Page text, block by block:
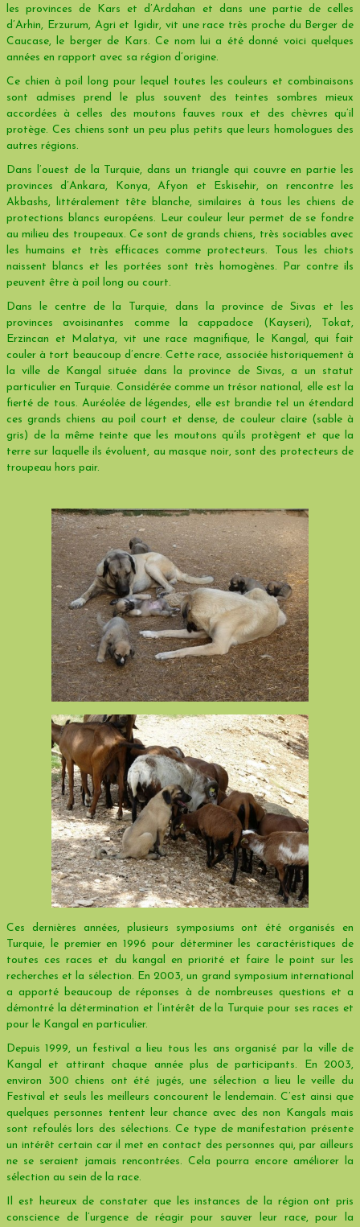
les provinces de Kars et d’Ardahan et dans une partie de celles
d’Arhin, Erzurum, Agri et Igidir, vit une race très proche du Berger de
Caucase, le berger de Kars. Ce nom lui a été donné voici quelques
années en rapport avec sa région d’origine.
Ce chien à poil long pour lequel toutes les couleurs et combinaisons
sont admises prend le plus souvent des teintes sombres mieux
accordées à celles des moutons fauves roux et des chèvres qu’il
protège. Ces chiens sont un peu plus petits que leurs homologues des
autres régions.
Dans l’ouest de la Turquie, dans un triangle qui couvre en partie les
provinces d’Ankara, Konya, Afyon et Eskisehir, on rencontre les
Akbashs, littéralement tête blanche, similaires à tous les chiens de
protections blancs européens. Leur couleur leur permet de se fondre
au milieu des troupeaux. Ce sont de grands chiens, très sociables avec
les humains et très efficaces comme protecteurs. Tous les chiots
naissent blancs et les portées sont très homogènes. Par contre ils
peuvent être à poil long ou court.
Dans le centre de la Turquie, dans la province de Sivas et les
provinces avoisinantes comme la cappadoce (Kayseri), Tokat,
Erzincan et Malatya, vit une race magnifique, le Kangal, qui fait
couler à tort beaucoup d’encre. Cette race, associée historiquement à
la ville de Kangal située dans la province de Sivas, a un statut
particulier en Turquie. Considérée comme un trésor national, elle est la
fierté de tous. Auréolée de légendes, elle est brandie tel un étendard
ces grands chiens au poil court et dense, de couleur claire (sable à
gris) de la même teinte que les moutons qu’ils protègent et que la
terre sur laquelle ils évoluent, au masque noir, sont des protecteurs de
troupeau hors pair.
Ces dernières années, plusieurs symposiums ont été organisés en
Turquie, le premier en 1996 pour déterminer les caractéristiques de
toutes ces races et du kangal en priorité et faire le point sur les
recherches et la sélection. En 2003, un grand symposium international
a apporté beaucoup de réponses à de nombreuses questions et a
démontré la détermination et l’intérêt de la Turquie pour ses races et
pour le Kangal en particulier.
Depuis 1999, un festival a lieu tous les ans organisé par la ville de
Kangal et attirant chaque année plus de participants. En 2003,
environ 300 chiens ont été jugés, une sélection a lieu le veille du
Festival et seuls les meilleurs concourent le lendemain. C’est ainsi que
quelques personnes tentent leur chance avec des non Kangals mais
sont refoulés lors des sélections. Ce type de manifestation présente
un intérêt certain car il met en contact des personnes qui, par ailleurs
ne se seraient jamais rencontrées. Cela pourra encore améliorer la
sélection au sein de la race.
Il est heureux de constater que les instances de la région ont pris
conscience de l’urgence de réagir pour sauver leur race, pour la